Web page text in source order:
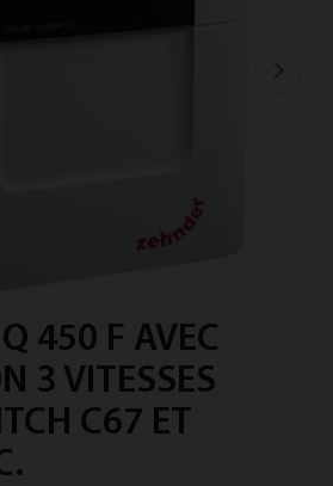
450 F AVEC
3 VITESSES
C67 ET